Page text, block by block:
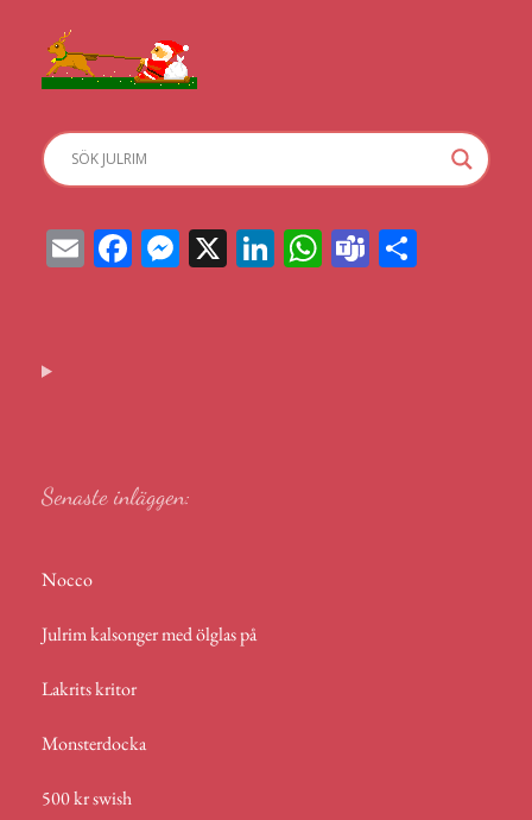
E Fa M X Li W Te
Senaste inläggen:
Nocco
Julrim kalsonger med ölglas på
Lakrits kritor
Monsterdocka
500 kr swish